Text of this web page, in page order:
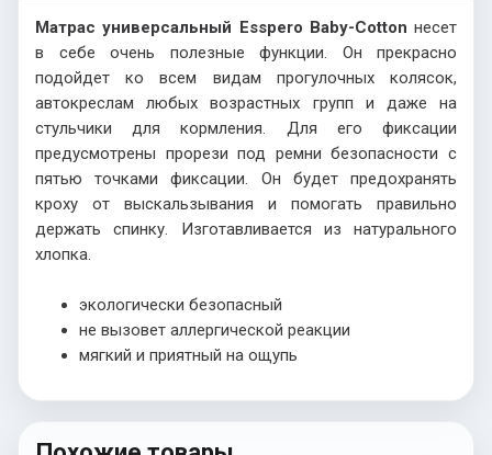
Матрас универсальный Esspero Baby-Cotton несет
в себе очень полезные функции. Он прекрасно
подойдет ко всем видам прогулочных колясок,
автокреслам любых возрастных групп и даже на
стульчики для кормления. Для его фиксации
предусмотрены прорези под ремни безопасности с
пятью точками фиксации. Он будет предохранять
кроху от выскальзывания и помогать правильно
держать спинку. Изготавливается из натурального
хлопка.
экологически безопасный
не вызовет аллергической реакции
мягкий и приятный на ощупь